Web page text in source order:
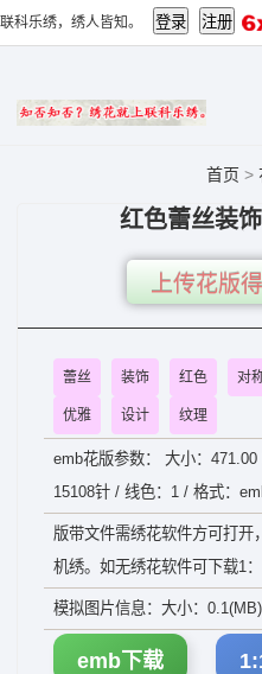
联科乐绣，绣人皆知。
首页 >
红色蕾丝装
上传花版
蕾丝 装饰 红色 对
优雅 设计 纹理
emb花版参数： 大小：
15108针 / 线色：1 / 格式：
版带文件需绣花软件方可打开
机绣。如无绣花软件可下载1：
模拟图片信息：大小：
emb下载